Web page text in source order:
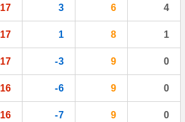
17 3 6 4
17 1 8 1
17 -3 9 0
16 -6 9 0
16 -7 9 0